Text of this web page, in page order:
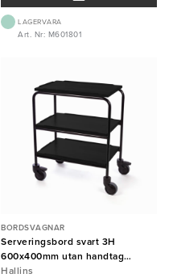
LAGERVARA
Art. Nr: M601801
BORDSVAGNAR
Serveringsbord svart 3H
600x400mm utan handtag
Hallins
Hallins